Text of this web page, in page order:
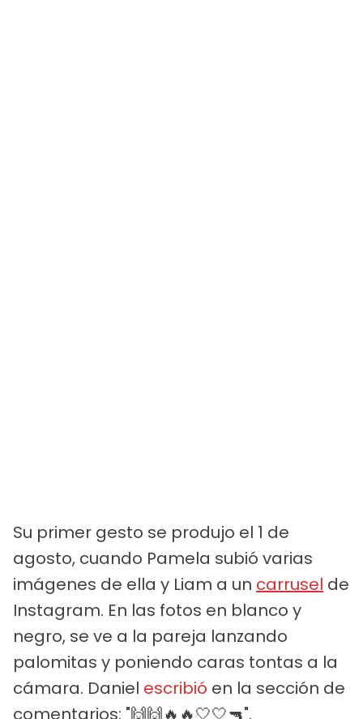
Su primer gesto se produjo el 1 de
agosto, cuando Pamela subió varias
imágenes de ella y Liam a un carrusel de
Instagram. En las fotos en blanco y
negro, se ve a la pareja lanzando
palomitas y poniendo caras tontas a la
cámara. Daniel escribió en la sección de